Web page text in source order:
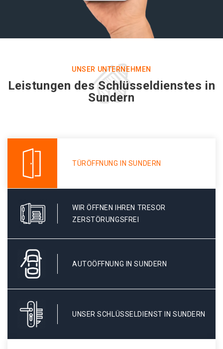
UNSER UNTERNEHMEN
Leistungen des Schlüsseldienstes in
Sundern
TÜRÖFFNUNG IN SUNDERN
WIR ÖFFNEN IHREN TRESOR
ZERSTÖRUNGSFREI
AUTOÖFFNUNG IN SUNDERN
UNSER SCHLÜSSELDIENST IN SUNDERN